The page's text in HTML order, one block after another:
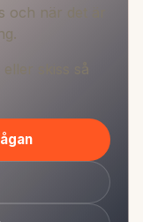
när det är
skiss så